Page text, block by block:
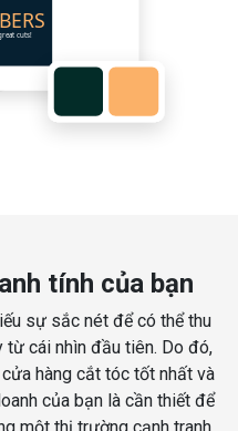
tính của bạn
sự sắc nét để có thể thu
từ cái nhìn đầu tiên. Do đó,
hàng cắt tóc tốt nhất và
của bạn là cần thiết để